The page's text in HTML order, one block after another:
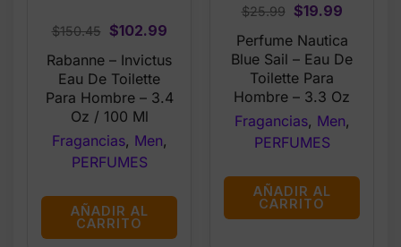
$150.45
Original
price
was:
$150.45.
$102.99Current
$102.99.
Rabanne – Invictus
Eau De Toilette
Para Hombre – 3.4
Oz / 100 Ml
Fragancias, Men,
PERFUMES
AÑADIR AL
CARRITO
$25.99
Original
price
was:
$25.99.
$19.99Current
is:
Perfume Nautica
Blue Sail – Eau De
Toilette Para
Hombre – 3.3 Oz
Fragancias, Men,
PERFUMES
AÑADIR AL
CARRITO